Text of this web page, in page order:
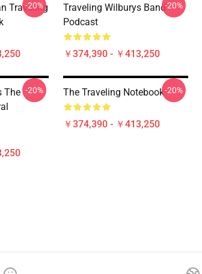
Traveling
-20%
Traveling Wilburys Band
Podcast
￥374,390 - ￥413,250
-20%
The -20% The Traveling Notebook
￥374,390 - ￥413,250
-20%